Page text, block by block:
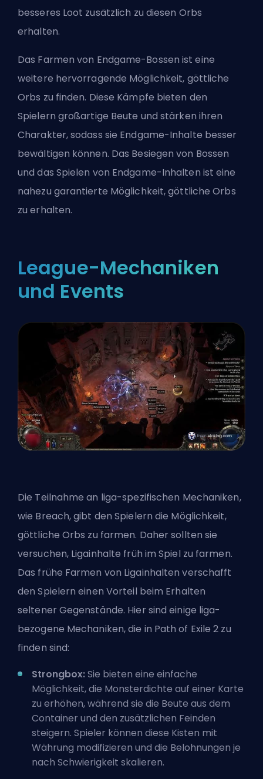
besseres Loot zusätzlich zu diesen Orbs
erhalten.
Das Farmen von Endgame-Bossen ist eine
weitere hervorragende Möglichkeit, göttliche
Orbs zu finden. Diese Kämpfe bieten den
Spielern großartige Beute und stärken ihren
Charakter, sodass sie Endgame-Inhalte besser
bewältigen können. Das Besiegen von Bossen
und das Spielen von Endgame-Inhalten ist eine
nahezu garantierte Möglichkeit, göttliche Orbs
zu erhalten.
League-Mechaniken
und Events
Die Teilnahme an liga-spezifischen Mechaniken,
wie Breach, gibt den Spielern die Möglichkeit,
göttliche Orbs zu farmen. Daher sollten sie
versuchen, Ligainhalte früh im Spiel zu farmen.
Das frühe Farmen von Ligainhalten verschafft
den Spielern einen Vorteil beim Erhalten
seltener Gegenstände. Hier sind einige liga-
bezogene Mechaniken, die in Path of Exile 2 zu
finden sind:
Strongbox:Sie bieten eine einfache
Möglichkeit, die Monsterdichte auf einer Karte
zu erhöhen, während sie die Beute aus dem
Container und den zusätzlichen Feinden
steigern. Spieler können diese Kisten mit
Währung modifizieren und die Belohnungen je
nach Schwierigkeit skalieren.